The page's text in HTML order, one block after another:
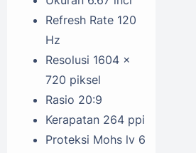
Refresh Rate 120
Hz
Resolusi 1604 x
720 piksel
Rasio 20:9
Kerapatan 264 ppi
Proteksi Mohs lv 6